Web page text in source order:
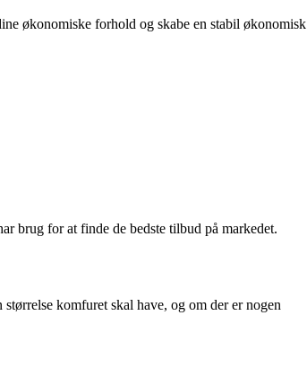
økonomiske forhold og skabe en stabil økonomisk
brug for at finde de bedste tilbud på markedet.
komfuret skal have, og om der er nogen